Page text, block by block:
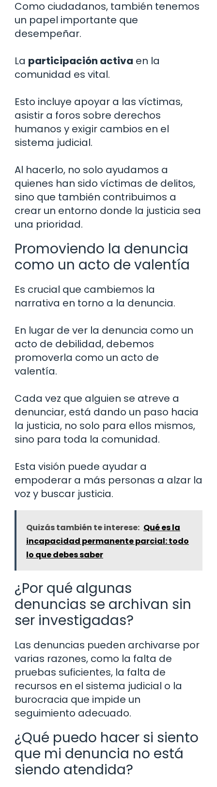
Como ciudadanos, también tenemos
un papel importante que
desempeñar.
La participación activa en la
comunidad es vital.
Esto incluye apoyar a las víctimas,
asistir a foros sobre derechos
humanos y exigir cambios en el
sistema judicial.
Al hacerlo, no solo ayudamos a
quienes han sido víctimas de delitos,
sino que también contribuimos a
crear un entorno donde la justicia sea
una prioridad.
Promoviendo la denuncia
como un acto de valentía
Es crucial que cambiemos la
narrativa en torno a la denuncia.
En lugar de ver la denuncia como un
acto de debilidad, debemos
promoverla como un acto de
valentía.
Cada vez que alguien se atreve a
denunciar, está dando un paso hacia
la justicia, no solo para ellos mismos,
sino para toda la comunidad.
Esta visión puede ayudar a
empoderar a más personas a alzar la
voz y buscar justicia.
Quizás también te interese: Qué es la
incapacidad permanente parcial: todo
lo que debes saber
¿Por qué algunas
denuncias se archivan sin
ser investigadas?
Las denuncias pueden archivarse por
varias razones, como la falta de
pruebas suficientes, la falta de
recursos en el sistema judicial o la
burocracia que impide un
seguimiento adecuado.
¿Qué puedo hacer si siento
que mi denuncia no está
siendo atendida?